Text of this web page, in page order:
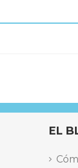
EL